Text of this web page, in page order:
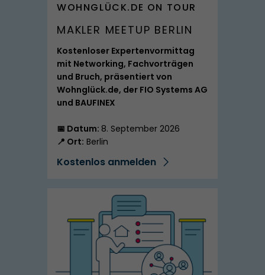
SPITZMARKE
WOHNGLÜCK.DE ON TOUR
MAKLER MEETUP BERLIN
Kostenloser Expertenvormittag
mit Networking, Fachvorträgen
und Bruch, präsentiert von
Wohnglück.de, der FIO Systems AG
und BAUFINEX
📅 Datum: 8. September 2026
📍 Ort: Berlin
Kostenlos anmelden